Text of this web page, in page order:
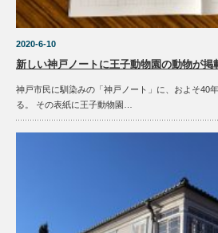
2020-6-10
新しい神戸ノートに王子動物園の動物が掲
神戸市民に馴染みの「神戸ノート」に、およそ40
る。 その表紙に王子動物園…